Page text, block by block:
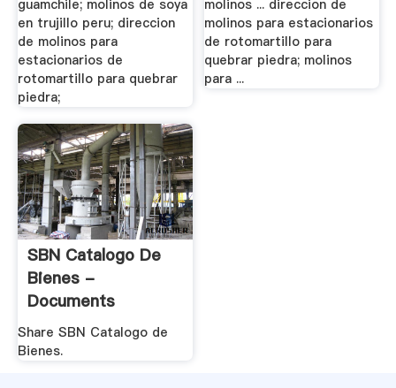
guamchile; molinos de soya
en trujillo peru; direccion
de molinos para
estacionarios de
rotomartillo para quebrar
piedra;
molinos ... direccion de
molinos para estacionarios
de rotomartillo para
quebrar piedra; molinos
para ...
SBN Catalogo De
Bienes -
Documents
Share SBN Catalogo de
Bienes.